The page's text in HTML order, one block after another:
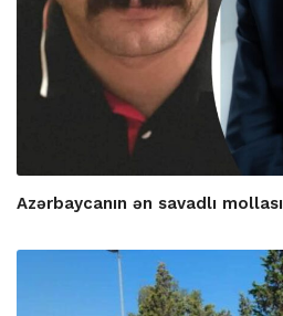
Azərbaycanın ən savadlı mollası